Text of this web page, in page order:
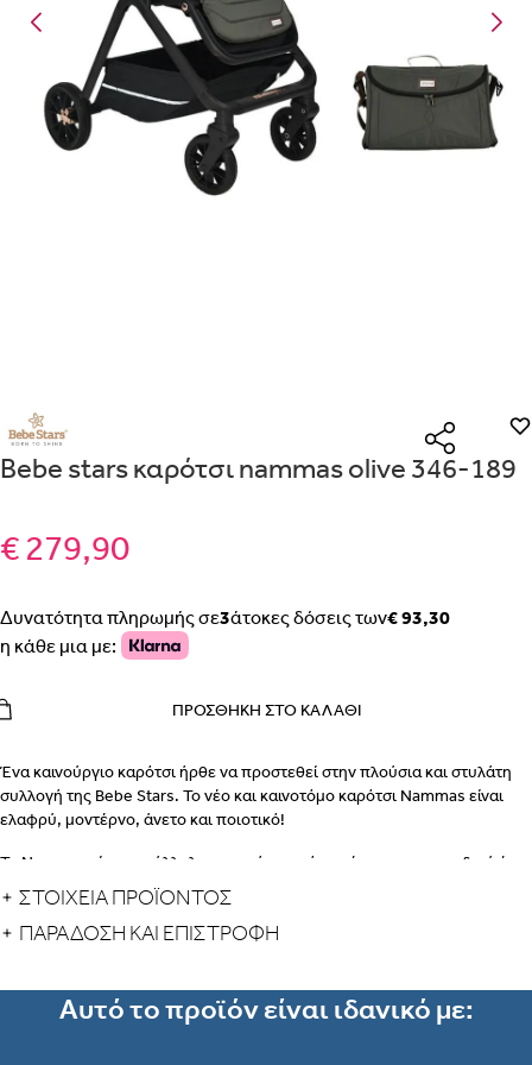
Bebe stars καρότσι nammas olive 346-189
€ 279,90
Δυνατότητα πληρωμής σε3άτοκες δόσεις των€ 93,30
η κάθε μια με:
ΠΡΟΣΘΉΚΗ ΣΤΟ ΚΑΛΆΘΙ
Ένα καινούργιο καρότσι ήρθε να προστεθεί στην πλούσια και στυλάτη
συλλογή της Bebe Stars. Το νέο και καινοτόμο καρότσι Nammas είναι
ελαφρύ, μοντέρνο, άνετο και ποιοτικό!
Το Nammas είναι κατάλληλο για χρήση από τη γέννηση του παιδιού έως
48 μηνών ή μέχρι 22 kg.
Χαρακτηριστικά :
Σκελετός αλουμινίου, εξαιρετικά ελαφρύς με εύκολη και γρήγορη
αναδίπλωση.
ΣΤΟΙΧΕΙΑ ΠΡΟΪΟΝΤΟΣ
ΠΑΡΆΔΟΣΗ ΚΑΙ ΕΠΙΣΤΡΟΦΉ
Αυτό το προϊόν είναι ιδανικό με:
Με την προσφορά θα λάβεις δωρεάν το είδος με τη
χαμηλότερη τιμή αν αγοράσεις τουλάχιστον
Με την προσφοράκερδίζεις έκπτωσηστο καλάθι, αν
αγοράσεις τουλάχιστονμε την ειδική σήμανση.
Είναι για δώρο;
ΝΑΙ